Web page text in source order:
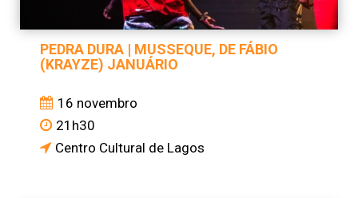
PEDRA DURA | MUSSEQUE, DE FÁBIO
(KRAYZE) JANUÁRIO
16 novembro
21h30
Centro Cultural de Lagos